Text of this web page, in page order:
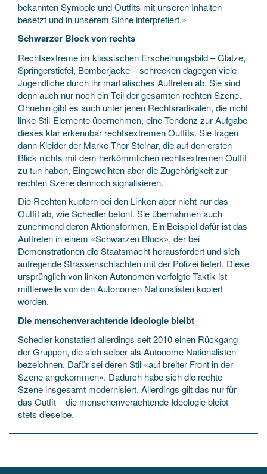
bekannten Symbole und Outfits mit unseren Inhalten
besetzt und in unserem Sinne interpretiert.»
Schwarzer Block von rechts
Rechtsextreme im klassischen Erscheinungsbild – Glatze,
Springerstiefel, Bomberjacke – schrecken dagegen viele
Jugendliche durch ihr martialisches Auftreten ab. Sie sind
denn auch nur noch ein Teil der gesamten rechten Szene.
Ohnehin gibt es auch unter jenen Rechtsradikalen, die nicht
linke Stil-Elemente übernehmen, eine Tendenz zur Aufgabe
dieses klar erkennbar rechtsextremen Outfits. Sie tragen
dann Kleider der Marke Thor Steinar, die auf den ersten
Blick nichts mit dem herkömmlichen rechtsextremen Outfit
zu tun haben, Eingeweihten aber die Zugehörigkeit zur
rechten Szene dennoch signalisieren.
Die Rechten kupfern bei den Linken aber nicht nur das
Outfit ab, wie Schedler betont. Sie übernahmen auch
zunehmend deren Aktionsformen. Ein Beispiel dafür ist das
Auftreten in einem «Schwarzen Block», der bei
Demonstrationen die Staatsmacht herausfordert und sich
aufregende Strassenschlachten mit der Polizei liefert. Diese
ursprünglich von linken Autonomen verfolgte Taktik ist
mittlerweile von den Autonomen Nationalisten kopiert
worden.
Die menschenverachtende Ideologie bleibt
Schedler konstatiert allerdings seit 2010 einen Rückgang
der Gruppen, die sich selber als Autonome Nationalisten
bezeichnen. Dafür sei deren Stil «auf breiter Front in der
Szene angekommen». Dadurch habe sich die rechte
Szene insgesamt modernisiert. Allerdings gilt das nur für
das Outfit – die menschenverachtende Ideologie bleibt
stets dieselbe.